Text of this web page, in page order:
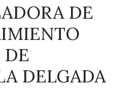
DE
DELGADA